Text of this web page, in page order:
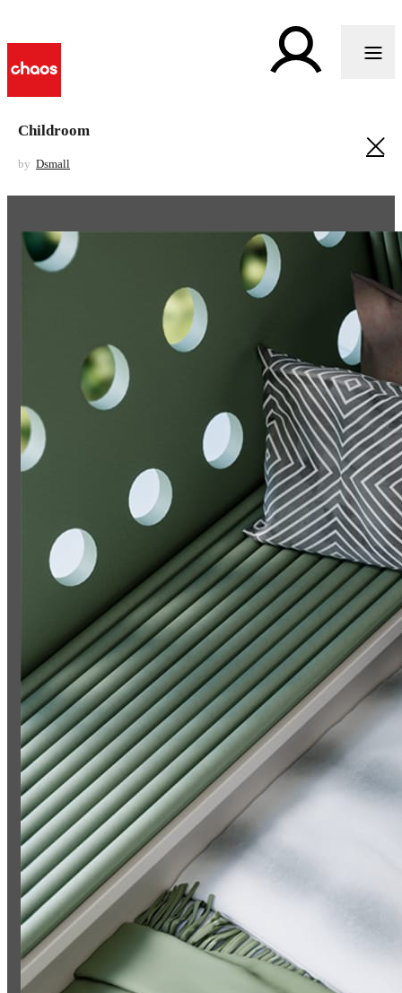
Childroom
by Dsmall